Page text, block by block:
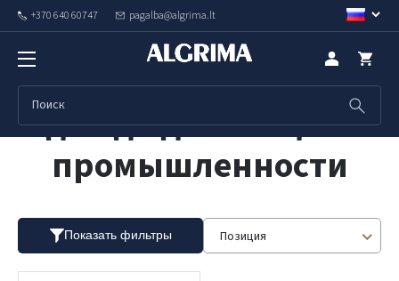
+370 640 60747 pagalba@algrima.lt
Одежда для пищевой
промышленности
Показать фильтры Позиция